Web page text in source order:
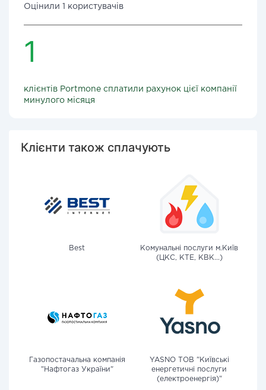
Оцінили 1 користувачів
1
клієнтів Portmone сплатили рахунок цієї компанії
минулого місяця
Клієнти також сплачують
Best
Комунальні послуги м.Київ
(ЦКС, КТЕ, КВК...)
Газопостачальна компанія
"Нафтогаз України"
YASNO ТОВ "Київські
енергетичні послуги
(електроенергія)"